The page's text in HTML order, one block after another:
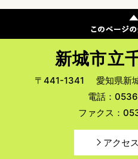
新城市立
〒441-1341
愛知県新
電話：
ファクス：
アクセ